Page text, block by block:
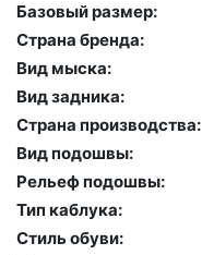
Базовый размер:
Страна бренда:
Вид мыска:
Вид задника:
Страна производства:
Вид подошвы:
Рельеф подошвы:
Тип каблука:
Стиль обуви: